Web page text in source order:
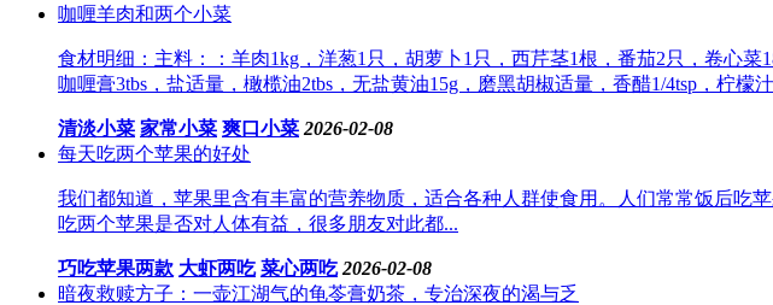
咖喱羊肉和两个小菜
食材明细：主料：：羊肉1kg，洋葱1只，胡萝卜1只，西芹茎1根，番茄2只，卷心
咖喱膏3tbs，盐适量，橄榄油2tbs，无盐黄油15g，磨黑胡椒适量，香醋1/4tsp，柠檬
清淡小菜 家常小菜 爽口小菜 2026-02-08
每天吃两个苹果的好处
我们都知道，苹果里含有丰富的营养物质，适合各种人群使食用。人们常常饭后吃
吃两个苹果是否对人体有益，很多朋友对此都...
巧吃苹果两款 大虾两吃 菜心两吃 2026-02-08
暗夜救赎方子：一壶江湖气的龟苓膏奶茶，专治深夜的渴与乏